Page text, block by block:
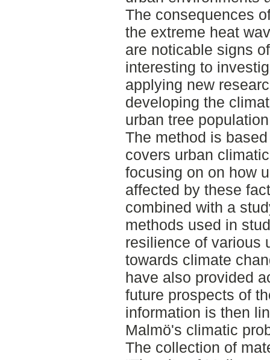
The consequences
the extreme heat
are noticable signs
interesting to
applying new
developing the
urban tree
The method is
covers urban
focusing on on how
affected by these
combined with a
methods used in
resilience of various
towards climate
have also provided
future prospects of
information is then
Malmö's climatic
The collection of